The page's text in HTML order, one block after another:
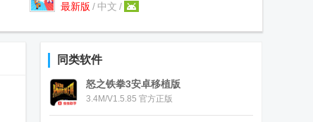
最新版 / 中文 /
同类软件
怒之铁拳3安卓移植版
3.4M/V1.5.85 官方正版